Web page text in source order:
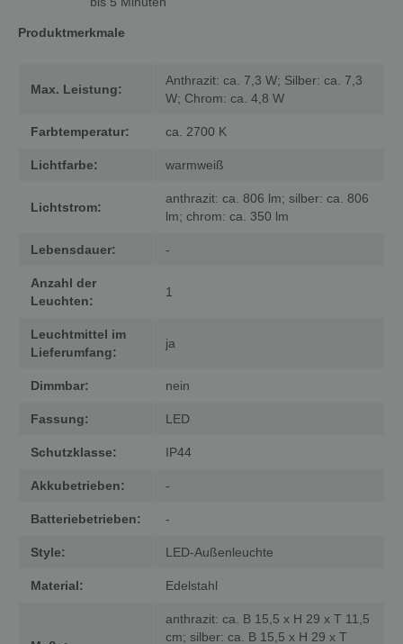
Produktmerkmale
Max. Leistung:
Anthrazit: ca. 7,3 W; Silber: ca. 7,3
W; Chrom: ca. 4,8 W
Farbtemperatur: ca. 2700 K
Lichtfarbe: warmweiß
Lichtstrom:
anthrazit: ca. 806 lm; silber: ca. 806
lm; chrom: ca. 350 lm
Lebensdauer: -
Anzahl der
Leuchten:
1
Leuchtmittel im
Lieferumfang:
ja
Dimmbar: nein
Fassung: LED
Schutzklasse: IP44
Akkubetrieben: -
Batteriebetrieben: -
Style: LED-Außenleuchte
Material: Edelstahl
anthrazit: ca. B 15,5 x H 29 x T 11,5
cm; silber: ca. B 15,5 x H 29 x T